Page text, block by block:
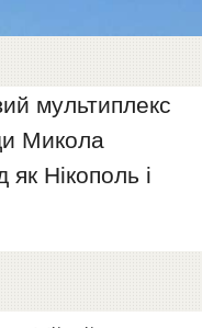
мультиплекс
Микола
Нікополь і